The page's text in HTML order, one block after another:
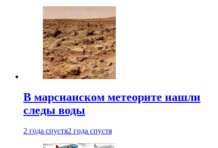
В марсианском метеорите нашли
следы воды
2 года спустя2 года спустя